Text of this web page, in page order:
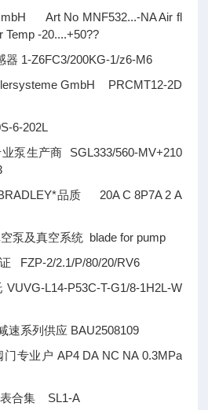
Art No MNF532...-NA Air fl
Temp -20....+50??
1-Z6FC3/200KG-1/z6-M6
GmbH PRCMT12-2D
6-202L
生产商 SGL333/560-MV+210
品质 20A C 8P7A 2 A
及真空系统 blade for pump
FZP-2/2.1/P/80/20/RV6
L14-P53C-T-G1/8-1H2L-W
系列供应 BAU2508109
业户 AP4 DA NC NA 0.3MPa
合集 SL1-A